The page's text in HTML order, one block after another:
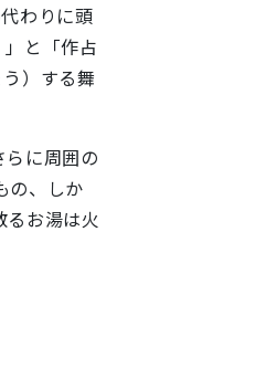
わりに頭
と「作占
）する舞
に周囲の
の、しか
お湯は火